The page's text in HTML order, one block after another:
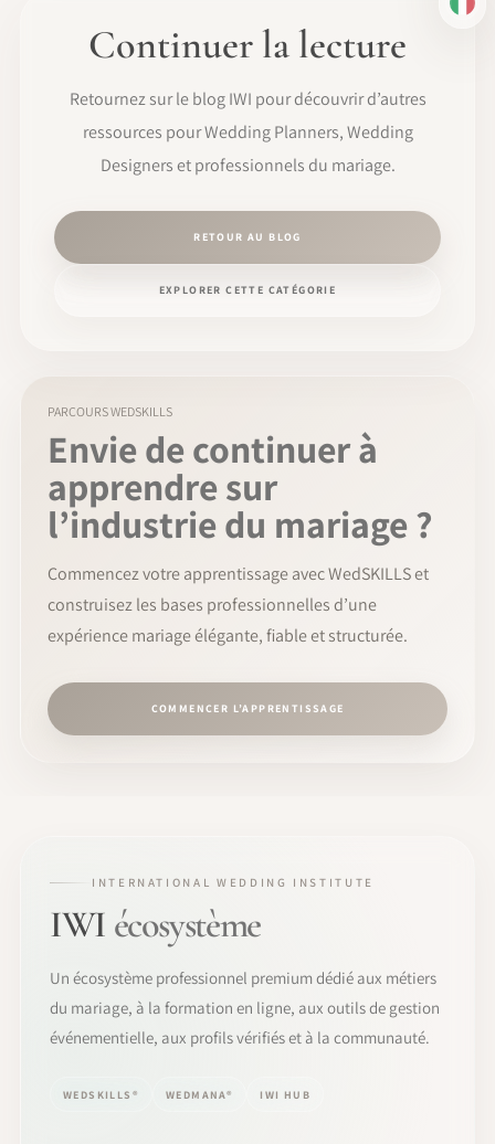
IT
Continuer la lecture
Retournez sur le blog IWI pour découvrir d’autres
ressources pour Wedding Planners, Wedding
Designers et professionnels du mariage.
RETOUR AU BLOG
EXPLORER CETTE CATÉGORIE
PARCOURS WEDSKILLS
Envie de continuer à
apprendre sur
l’industrie du mariage ?
Commencez votre apprentissage avec WedSKILLS et
construisez les bases professionnelles d’une
expérience mariage élégante, fiable et structurée.
COMMENCER L’APPRENTISSAGE
INTERNATIONAL WEDDING INSTITUTE
IWI écosystème
Un écosystème professionnel premium dédié aux métiers
du mariage, à la formation en ligne, aux outils de gestion
événementielle, aux profils vérifiés et à la communauté.
WEDSKILLS® WEDMANA® IWI HUB